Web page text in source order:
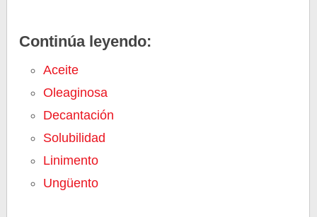
Continúa leyendo:
Aceite
Oleaginosa
Decantación
Solubilidad
Linimento
Ungüento